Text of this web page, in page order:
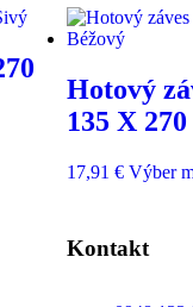
Hotový
135 X
17,91 € Výber
Kontakt